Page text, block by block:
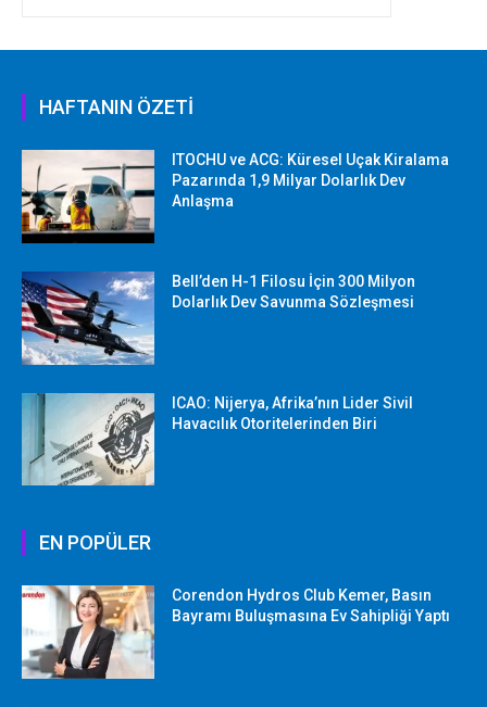
HAFTANIN ÖZETİ
ITOCHU ve ACG: Küresel Uçak Kiralama
Pazarında 1,9 Milyar Dolarlık Dev
Anlaşma
Bell’den H-1 Filosu İçin 300 Milyon
Dolarlık Dev Savunma Sözleşmesi
ICAO: Nijerya, Afrika’nın Lider Sivil
Havacılık Otoritelerinden Biri
EN POPÜLER
Corendon Hydros Club Kemer, Basın
Bayramı Buluşmasına Ev Sahipliği Yaptı